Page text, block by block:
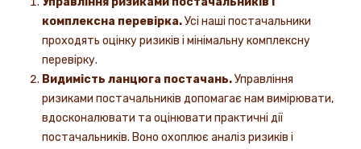
комплексна перевірка.Усі наші постачальники
проходять оцінку ризиків і мінімальну комплексну
перевірку.
Видимість ланцюга постачань.Управління
ризиками постачальників допомагає нам вимірювати,
вдосконалювати та оцінювати практичні дії
постачальників. Воно охоплює аналіз ризиків і